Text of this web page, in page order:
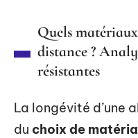
Quels
distance ?
résistantes
La longévité d’une
du choix de